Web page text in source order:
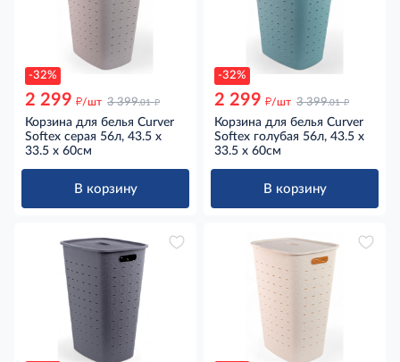
-32%
2 299 д/шт 3 399.01 д
Корзина для белья Curver
Softex серая 56л, 43.5 x
33.5 x 60см
В корзину
-32%
2 299 д/шт 3 399.01 д
Корзина для белья Curver
Softex голубая 56л, 43.5 x
33.5 x 60см
В корзину